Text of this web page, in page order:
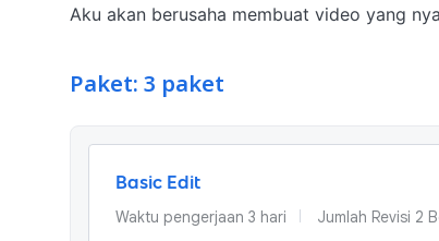
Aku akan berusaha membuat video yang
Paket: 3 paket
Basic Edit
Waktu pengerjaan 3 hari Jumlah Revisi 2